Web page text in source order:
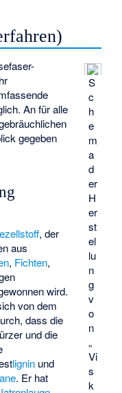
S
c
h
e
m
a
d
er
H
er
st
el
lu
n
g
v
o
n
„
Vi
s
k
An für alle
gegeben
, der
aus
, Fichten,
wird.
von dem
dass die
und die
lignin und
. Er hat